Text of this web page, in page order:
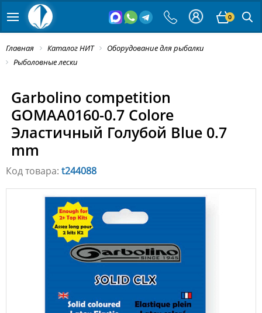
0
Главная Каталог НИТ
Оборудование для рыбалки
Рыболовные лески
Garbolino competition
GOMAA0160-0.7 Colore
Эластичный Голубой Blue 0.7
mm
Код товара: t244088